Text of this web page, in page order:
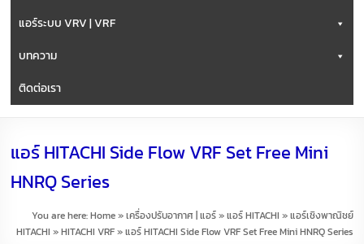
แอร์ระบบ VRV | VRF
บทความ
ติดต่อเรา
แอร์ HITACHI Side Flow VRF Set Free Mini
HNRQ Series
You are here:Home»เครื่องปรับอากาศ | แอร์»แอร์ HITACHI »แอร์เชิงพาณิชย์
HITACHI »HITACHI VRF»แอร์ HITACHI Side Flow VRF Set Free Mini HNRQ Series